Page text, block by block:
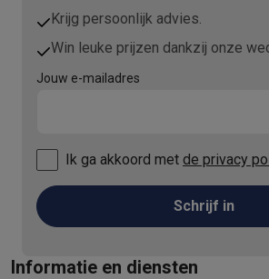
Krijg persoonlijk advies.
Win leuke prijzen dankzij onze
Jouw e-mailadres
Ik ga akkoord met de privacy
Schrijf in
Informatie en diensten